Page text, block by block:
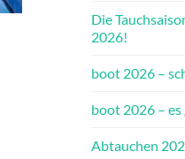
Die
2026!
boot 2026 –
boot 2026 – es
Abtauchen